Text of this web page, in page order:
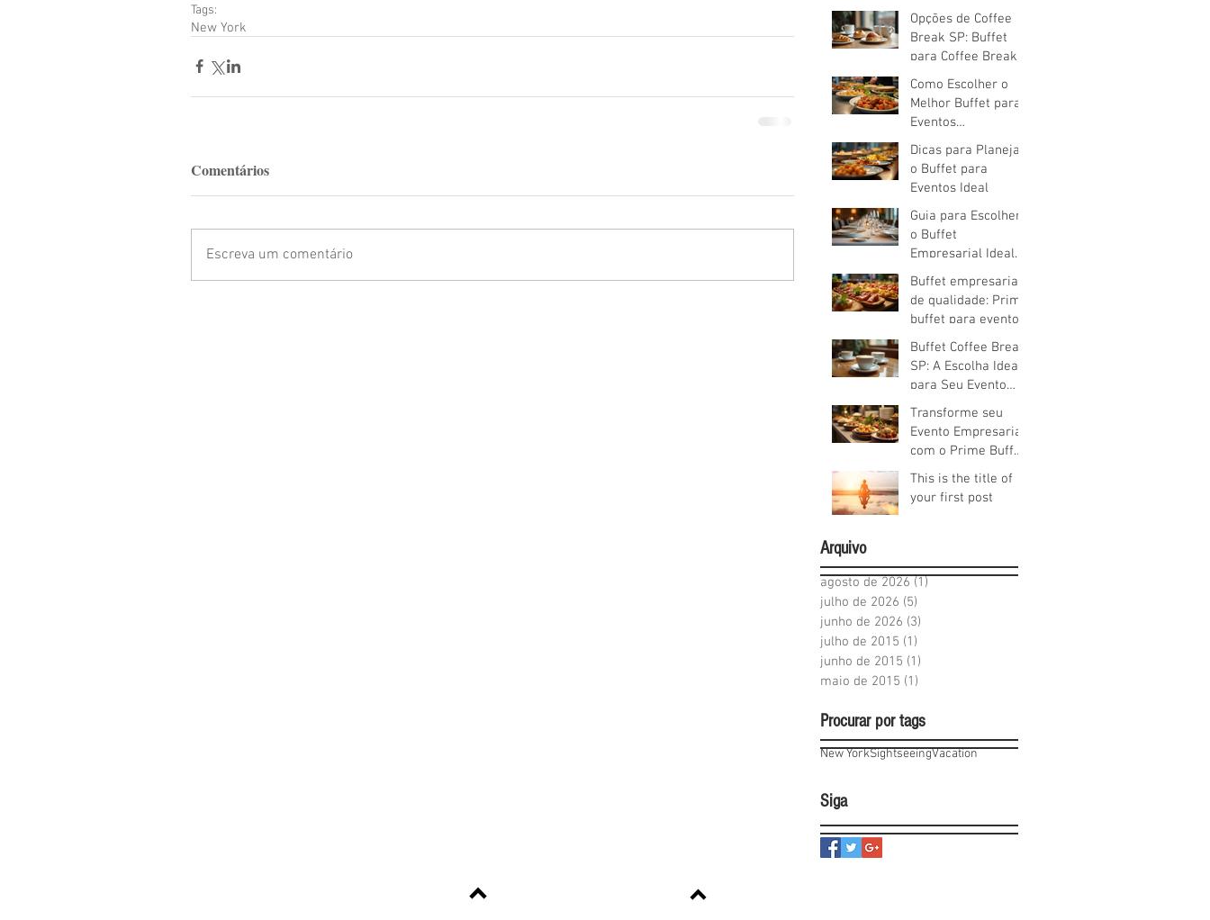
Tags:
New York
Comentários
Escreva um comentário
Evento
Opções de Coffee
Break SP: Buffet
para Coffee Break
em São Paulo -
Como Escolher
Como Escolher o
Melhor Buffet para
Eventos
Corporativos: Guia
Completo para uma
Escolha de Buffet
Sucesso
Dicas para Planejar
o Buffet para
Eventos Ideal
Guia para Escolher
o Buffet
Empresarial Ideal
para Eventos
Corporativos
Buffet empresarial
de qualidade: Prime
buffet para eventos
empresariais
Buffet Coffee Break
SP: A Escolha Ideal
para Seu Evento
Corporativo
Transforme seu
Evento Empresarial
com o Prime Buffet:
Buffet para Eventos
Empresariais
This is the title of
your first post
Arquivo
agosto de 2026 (1)
julho de 2026 (5)
junho de 2026 (3)
julho de 2015 (1)
junho de 2015 (1)
maio de 2015 (1)
Procurar por tags
New YorkSightseeingVacation
Siga